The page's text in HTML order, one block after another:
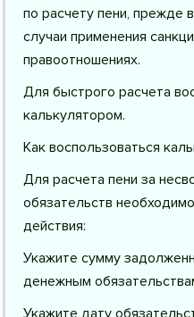
по расчету пени, прежде
случаи применения
правоотношениях.
Для быстрого расчета
калькулятором.
Как воспользоваться
Для расчета пени за
обязательств
действия:
Укажите сумму
денежным
Укажите дату